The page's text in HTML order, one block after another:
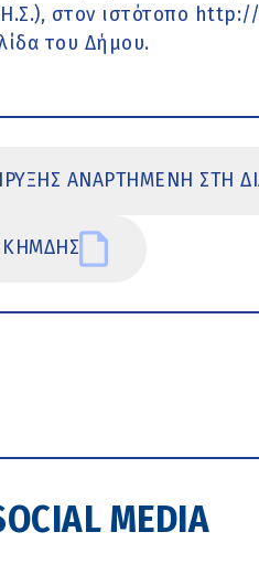
στον ιστότοπο
του Δήμου.
ΑΝΑΡΤΗΜΕΝΗ ΣΤΗ
ΚΗΜΔΗΣ
MEDIA